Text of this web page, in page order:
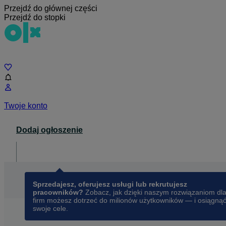
Przejdź do głównej części
Przejdź do stopki
Twoje konto
Dodaj ogłoszenie
Sprzedajesz, oferujesz usługi lub rekrutujesz
pracowników? Zobacz, jak dzięki naszym rozwiązaniom dla
firm możesz dotrzeć do milionów użytkowników — i osiągnąć
swoje cele.